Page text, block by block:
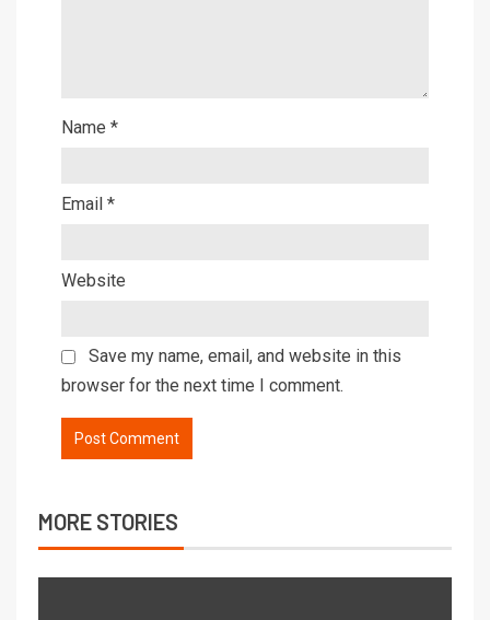
Name *
Email *
Website
Save my name, email, and website in this
browser for the next time I comment.
MORE STORIES